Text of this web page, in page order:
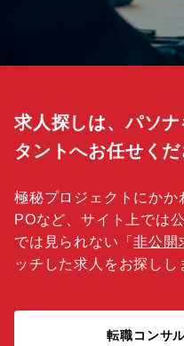
求人探しは、パソ
タントへお任せくだ
極秘プロジェクトにかか
POなど、サイト上では
では見られない「非公開
ッチした求人をお探しし
転職コンサ